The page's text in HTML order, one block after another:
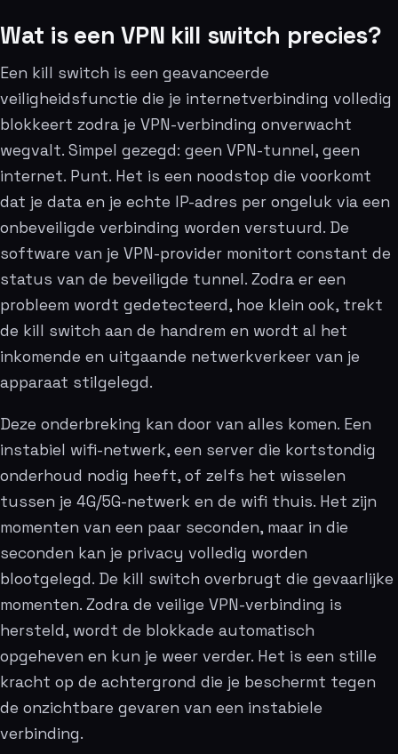
Wat is een VPN kill switch precies?
Een kill switch is een geavanceerde
veiligheidsfunctie die je internetverbinding volledig
blokkeert zodra je VPN-verbinding onverwacht
wegvalt. Simpel gezegd: geen VPN-tunnel, geen
internet. Punt. Het is een noodstop die voorkomt
dat je data en je echte IP-adres per ongeluk via een
onbeveiligde verbinding worden verstuurd. De
software van je VPN-provider monitort constant de
status van de beveiligde tunnel. Zodra er een
probleem wordt gedetecteerd, hoe klein ook, trekt
de kill switch aan de handrem en wordt al het
inkomende en uitgaande netwerkverkeer van je
apparaat stilgelegd.
Deze onderbreking kan door van alles komen. Een
instabiel wifi-netwerk, een server die kortstondig
onderhoud nodig heeft, of zelfs het wisselen
tussen je 4G/5G-netwerk en de wifi thuis. Het zijn
momenten van een paar seconden, maar in die
seconden kan je privacy volledig worden
blootgelegd. De kill switch overbrugt die gevaarlijke
momenten. Zodra de veilige VPN-verbinding is
hersteld, wordt de blokkade automatisch
opgeheven en kun je weer verder. Het is een stille
kracht op de achtergrond die je beschermt tegen
de onzichtbare gevaren van een instabiele
verbinding.